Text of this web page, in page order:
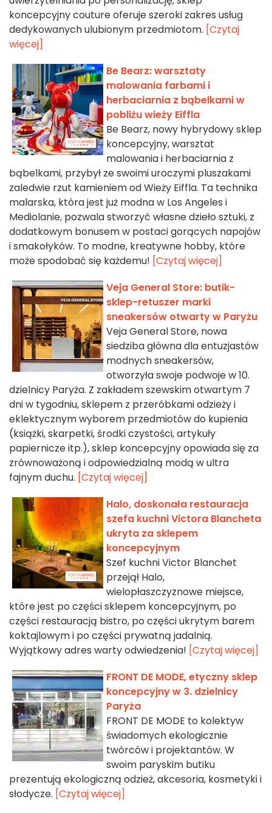
koncepcyjny couture oferuje szeroki zakres usług
dedykowanych ulubionym przedmiotom. [Czytaj
więcej]
Be Bearz: warsztaty
malowania farbami i
herbaciarnia z bąbelkami w
pobliżu wieży Eiffla
Be Bearz, nowy hybrydowy sklep
koncepcyjny, warsztat
malowania i herbaciarnia z
bąbelkami, przybył ze swoimi uroczymi pluszakami
zaledwie rzut kamieniem od Wieży Eiffla. Ta technika
malarska, która jest już modna w Los Angeles i
Mediolanie, pozwala stworzyć własne dzieło sztuki, z
dodatkowym bonusem w postaci gorących napojów
i smakołyków. To modne, kreatywne hobby, które
może spodobać się każdemu! [Czytaj więcej]
Veja General Store: butik-
sklep-retuszer marki
sneakersów otwarty w Paryżu
Veja General Store, nowa
siedziba główna dla entuzjastów
modnych sneakersów,
otworzyła swoje podwoje w 10.
dzielnicy Paryża. Z zakładem szewskim otwartym 7
dni w tygodniu, sklepem z przeróbkami odzieży i
eklektycznym wyborem przedmiotów do kupienia
(książki, skarpetki, środki czystości, artykuły
papiernicze itp.), sklep koncepcyjny opowiada się za
zrównoważoną i odpowiedzialną modą w ultra
fajnym duchu. [Czytaj więcej]
Halo, doskonała restauracja
szefa kuchni Victora Blancheta
ukryta za sklepem
koncepcyjnym
Szef kuchni Victor Blanchet
przejął Halo,
wielopłaszczyznowe miejsce,
które jest po części sklepem koncepcyjnym, po
części restauracją bistro, po części ukrytym barem
koktajlowym i po części prywatną jadalnią.
Wyjątkowy adres warty odwiedzenia! [Czytaj więcej]
FRONT DE MODE, etyczny sklep
koncepcyjny w 3. dzielnicy
Paryża
FRONT DE MODE to kolektyw
świadomych ekologicznie
twórców i projektantów. W
swoim paryskim butiku
prezentują ekologiczną odzież, akcesoria, kosmetyki i
słodycze. [Czytaj więcej]